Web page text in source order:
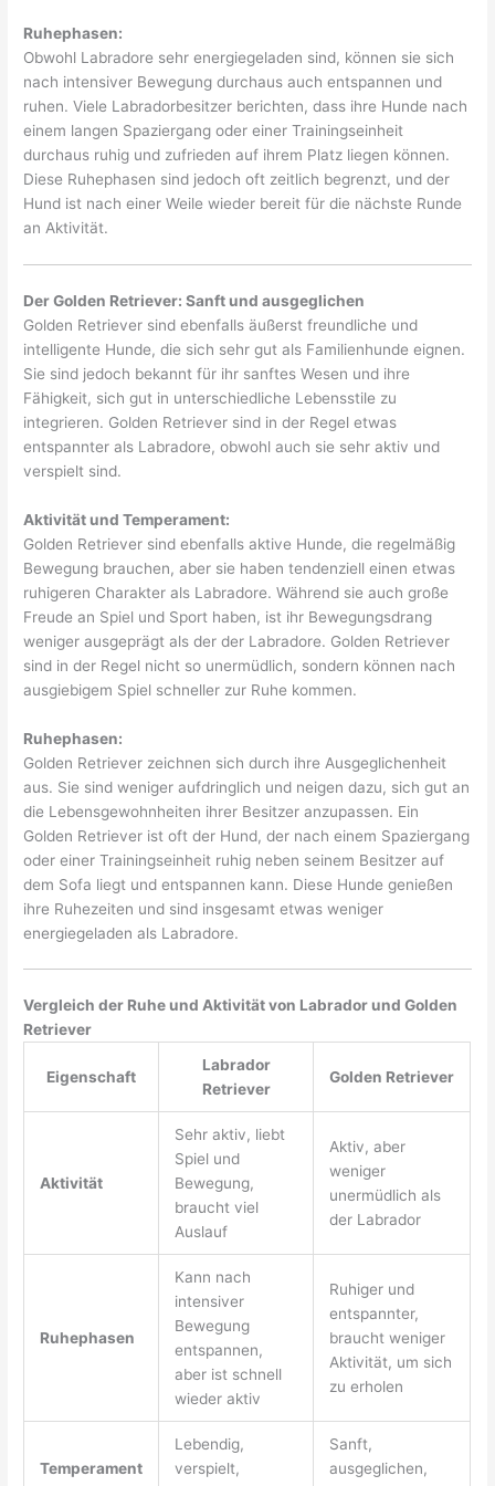
Ruhephasen:
Obwohl Labradore sehr energiegeladen sind, können sie sich
nach intensiver Bewegung durchaus auch entspannen und
ruhen. Viele Labradorbesitzer berichten, dass ihre Hunde nach
einem langen Spaziergang oder einer Trainingseinheit
durchaus ruhig und zufrieden auf ihrem Platz liegen können.
Diese Ruhephasen sind jedoch oft zeitlich begrenzt, und der
Hund ist nach einer Weile wieder bereit für die nächste Runde
an Aktivität.
Der Golden Retriever: Sanft und ausgeglichen
Golden Retriever sind ebenfalls äußerst freundliche und
intelligente Hunde, die sich sehr gut als Familienhunde eignen.
Sie sind jedoch bekannt für ihr sanftes Wesen und ihre
Fähigkeit, sich gut in unterschiedliche Lebensstile zu
integrieren. Golden Retriever sind in der Regel etwas
entspannter als Labradore, obwohl auch sie sehr aktiv und
verspielt sind.
Aktivität und Temperament:
Golden Retriever sind ebenfalls aktive Hunde, die regelmäßig
Bewegung brauchen, aber sie haben tendenziell einen etwas
ruhigeren Charakter als Labradore. Während sie auch große
Freude an Spiel und Sport haben, ist ihr Bewegungsdrang
weniger ausgeprägt als der der Labradore. Golden Retriever
sind in der Regel nicht so unermüdlich, sondern können nach
ausgiebigem Spiel schneller zur Ruhe kommen.
Ruhephasen:
Golden Retriever zeichnen sich durch ihre Ausgeglichenheit
aus. Sie sind weniger aufdringlich und neigen dazu, sich gut an
die Lebensgewohnheiten ihrer Besitzer anzupassen. Ein
Golden Retriever ist oft der Hund, der nach einem Spaziergang
oder einer Trainingseinheit ruhig neben seinem Besitzer auf
dem Sofa liegt und entspannen kann. Diese Hunde genießen
ihre Ruhezeiten und sind insgesamt etwas weniger
energiegeladen als Labradore.
Vergleich der Ruhe und Aktivität von Labrador und Golden
Retriever
Eigenschaft
Labrador
Retriever
Golden Retriever
Aktivität
Sehr aktiv, liebt
Spiel und
Bewegung,
braucht viel
Auslauf
Aktiv, aber
weniger
unermüdlich als
der Labrador
Ruhephasen
Kann nach
intensiver
Bewegung
entspannen,
aber ist schnell
wieder aktiv
Ruhiger und
entspannter,
braucht weniger
Aktivität, um sich
zu erholen
Temperament
Lebendig,
verspielt,
Sanft,
ausgeglichen,